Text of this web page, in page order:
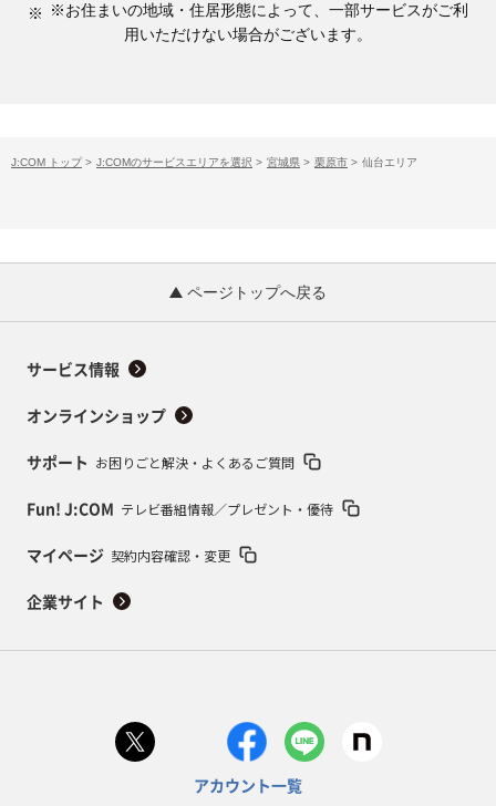
※お住まいの地域・住居形態によって、一部サービスがご利
用いただけない場合がございます。
J:COM トップ > J:COMのサービスエリアを選択 > 宮城県 > 栗原市 > 仙台エリア
ページトップへ戻る
サービス情報
オンラインショップ
サポート お困りごと解決・よくあるご質問
Fun! J:COM テレビ番組情報／プレゼント・優待
マイページ 契約内容確認・変更
企業サイト
アカウント一覧